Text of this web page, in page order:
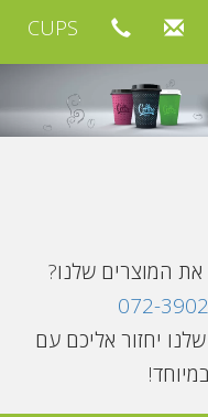
CUPS
המוצרים שלנו?
072-
יחזור אליכם עם